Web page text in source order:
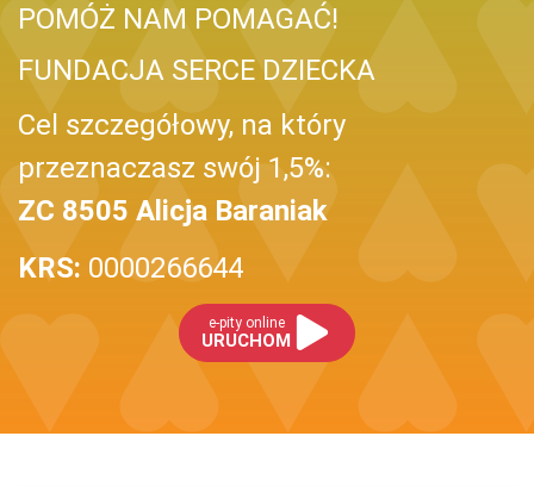
POMÓŻ NAM POMAGAĆ!
FUNDACJA SERCE DZIECKA
Cel szczegółowy, na który
przeznaczasz swój 1,5%:
ZC 8505 Alicja Baraniak
KRS: 0000266644
e-pity online
URUCHOM